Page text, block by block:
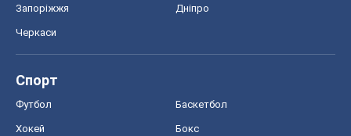
Запоріжжя Дніпро
Черкаси
Спорт
Футбол Баскетбол
Хокей Бокс